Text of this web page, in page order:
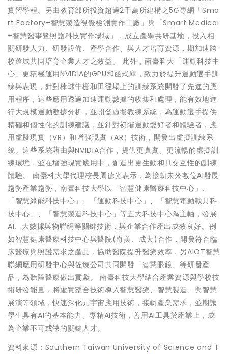
實習學程。另由教育部所投資超過2千萬所建構之5G專網「Sma
rt Factory+智慧製造視覺檢測實作工廠」與「Smart Medical
+智慧醫事暨照護科技實作場域」，成立產學共研基地，投入相
關研發人力、研發設備、產學合作、與人才培育資源，期加速跨
校跨域共同培育企業人才之效益。 此外，南臺科大「運動科技中
心」更積極運用NVIDIA的GPU和函式庫，致力於提升運動選手訓
練與表現，針對棒球牛棚和田徑場上的訓練系統開發了先進的應
用程序，這些應用透過加速運動數據的收集和處理，能有效地進
行大規模運動數據分析，並開發虛擬教練系統，為運動選手提供
精確和個性化的訓練建議，並針對初階運動愛好者和體驗者，應
用虛擬現實（VR）和增強現實（AR）技術，開發出虛擬訓練系
統。這些系統藉由與NVIDIA合作，提供更真實、更流暢的虛擬訓
練環境，並在增強現實應用中，創造出更生動和具交互性的訓練
體驗。 南臺科大學代理校長周德光表示，為接軌未來數位AI發展
趨勢產業趨勢，南臺科技大學以「智慧健康醫療科技中心」、
「智慧綠能科技中心」、「運動科技中心」、「智慧電動載具科
技中心」、「智慧製造科技中心」等五大科技中心為主軸，發展
AI、大數據與物聯網等關鍵技術，與企業合作產出成效良好。例
如智慧健康醫療科技中心與醫院(奇美、成大)合作，開發符合臨
床醫療與照護需求之產品，協助醫院提升醫療效率，另AIOT智慧
聯網應用研發中心與佐臻公司共同開發「智慧眼鏡」等研發產
品，為聽障醫療做出貢獻。 南臺科技大學結合產業資源與學校技
術研發能量，將虛實整合技術導入智慧醫療、智慧製造、與智慧
展演等領域，快速深化元宇宙應用技術，接軌產業需求，並期讓
學生具有AI的基本能力、專精AI技術，善用AI工具於產業上，成
為企業不可或缺的關鍵人才。
資料來源：Southern Taiwan University of Science and T